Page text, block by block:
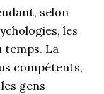
selon
les
temps. La
compétents,
gens